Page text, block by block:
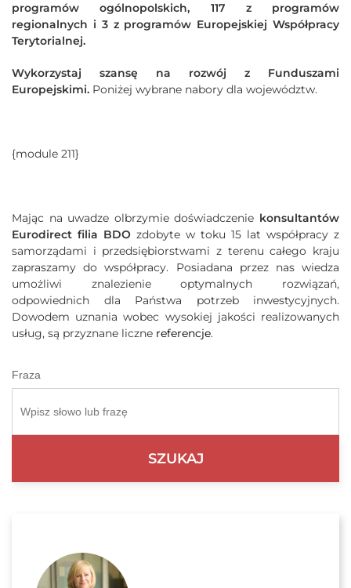
programów ogólnopolskich, 117 z programów
regionalnych i 3 z programów Europejskiej Współpracy
Terytorialnej.
Wykorzystaj szansę na rozwój z Funduszami
Europejskimi. Poniżej wybrane nabory dla województw.
{module 211}
Mając na uwadze olbrzymie doświadczenie konsultantów
Eurodirect filia BDO zdobyte w toku 15 lat współpracy z
samorządami i przedsiębiorstwami z terenu całego kraju
zapraszamy do współpracy. Posiadana przez nas wiedza
umożliwi znalezienie optymalnych rozwiązań,
odpowiednich dla Państwa potrzeb inwestycyjnych.
Dowodem uznania wobec wysokiej jakości realizowanych
usług, są przyznane liczne referencje.
Fraza